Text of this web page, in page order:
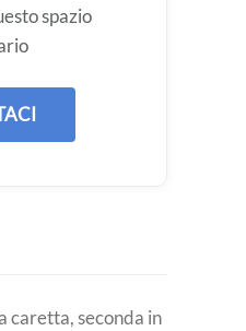
spazio
caretta, seconda in